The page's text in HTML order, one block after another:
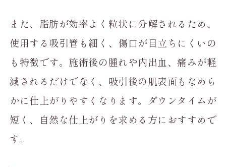
また、脂肪が効率よく粒状に分解されるため、
使用する吸引管も細く、傷口が目立ちにくいの
も特徴です。施術後の腫れや内出血、痛みが軽
減されるだけでなく、吸引後の肌表面もなめら
かに仕上がりやすくなります。ダウンタイムが
短く、自然な仕上がりを求める方におすすめで
す。